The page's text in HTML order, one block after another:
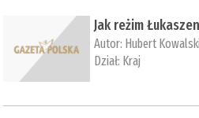
Jak reżim
Autor: Hubert Kowalski
Dział: Kraj